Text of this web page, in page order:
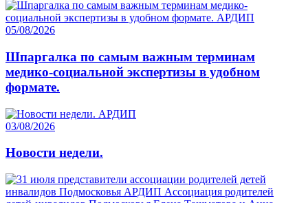
05/08/2026
Шпаргалка по самым важным терминам
медико-социальной экспертизы в удобном
формате.
03/08/2026
Новости недели.